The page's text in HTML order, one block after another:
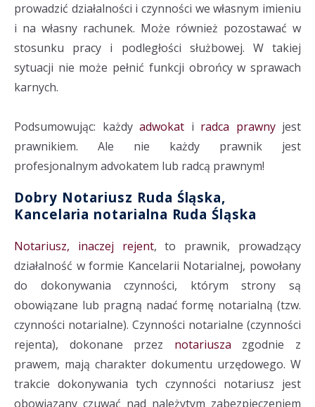
prowadzić działalności i czynności we własnym imieniu
i na własny rachunek. Może również pozostawać w
stosunku pracy i podległości służbowej. W takiej
sytuacji nie może pełnić funkcji obrońcy w sprawach
karnych.
Podsumowując: każdy adwokat i radca prawnyjest
prawnikiem. Ale nie każdy prawnik jest
profesjonalnym advokatem lub radcą prawnym!
Dobry Notariusz Ruda Śląska,
Kancelaria notarialna Ruda Śląska
Notariusz, inaczej rejent, to prawnik, prowadzący
działalność w formie Kancelarii Notarialnej, powołany
do dokonywania czynności, którym strony są
obowiązane lub pragną nadać formę notarialną (tzw.
czynności notarialne). Czynności notarialne (czynności
rejenta), dokonane przez notariusza zgodnie z
prawem, mają charakter dokumentu urzędowego. W
trakcie dokonywania tych czynności notariusz jest
obowiązany czuwać nad należytym zabezpieczeniem